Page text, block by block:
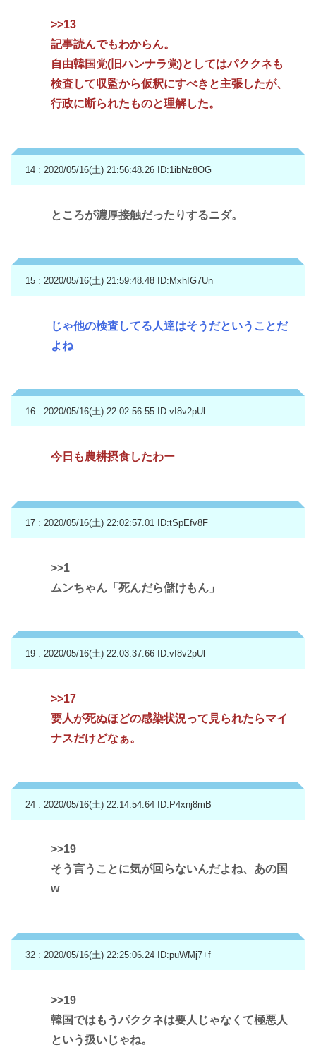
>>13
記事読んでもわからん。
自由韓国党(旧ハンナラ党)としてはパククネも
検査して収監から仮釈にすべきと主張したが、
行政に断られたものと理解した。
14 : 2020/05/16(土) 21:56:48.26 ID:1ibNz8OG
ところが濃厚接触だったりするニダ。
15 : 2020/05/16(土) 21:59:48.48 ID:MxhIG7Un
じゃ他の検査してる人達はそうだということだ
よね
16 : 2020/05/16(土) 22:02:56.55 ID:vI8v2pUl
今日も農耕摂食したわー
17 : 2020/05/16(土) 22:02:57.01 ID:tSpEfv8F
>>1
ムンちゃん「死んだら儲けもん」
19 : 2020/05/16(土) 22:03:37.66 ID:vI8v2pUl
>>17
要人が死ぬほどの感染状況って見られたらマイ
ナスだけどなぁ。
24 : 2020/05/16(土) 22:14:54.64 ID:P4xnj8mB
>>19
そう言うことに気が回らないんだよね、あの国
w
32 : 2020/05/16(土) 22:25:06.24 ID:puWMj7+f
>>19
韓国ではもうパククネは要人じゃなくて極悪人
という扱いじゃね。